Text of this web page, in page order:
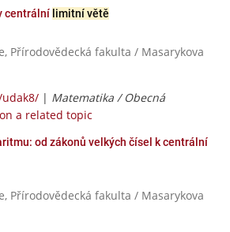
centrální limitní větě
Přírodovědecká fakulta / Masarykova
| Matematika / Obecná
a related topic
od zákonů velkých čísel k centrální
Přírodovědecká fakulta / Masarykova